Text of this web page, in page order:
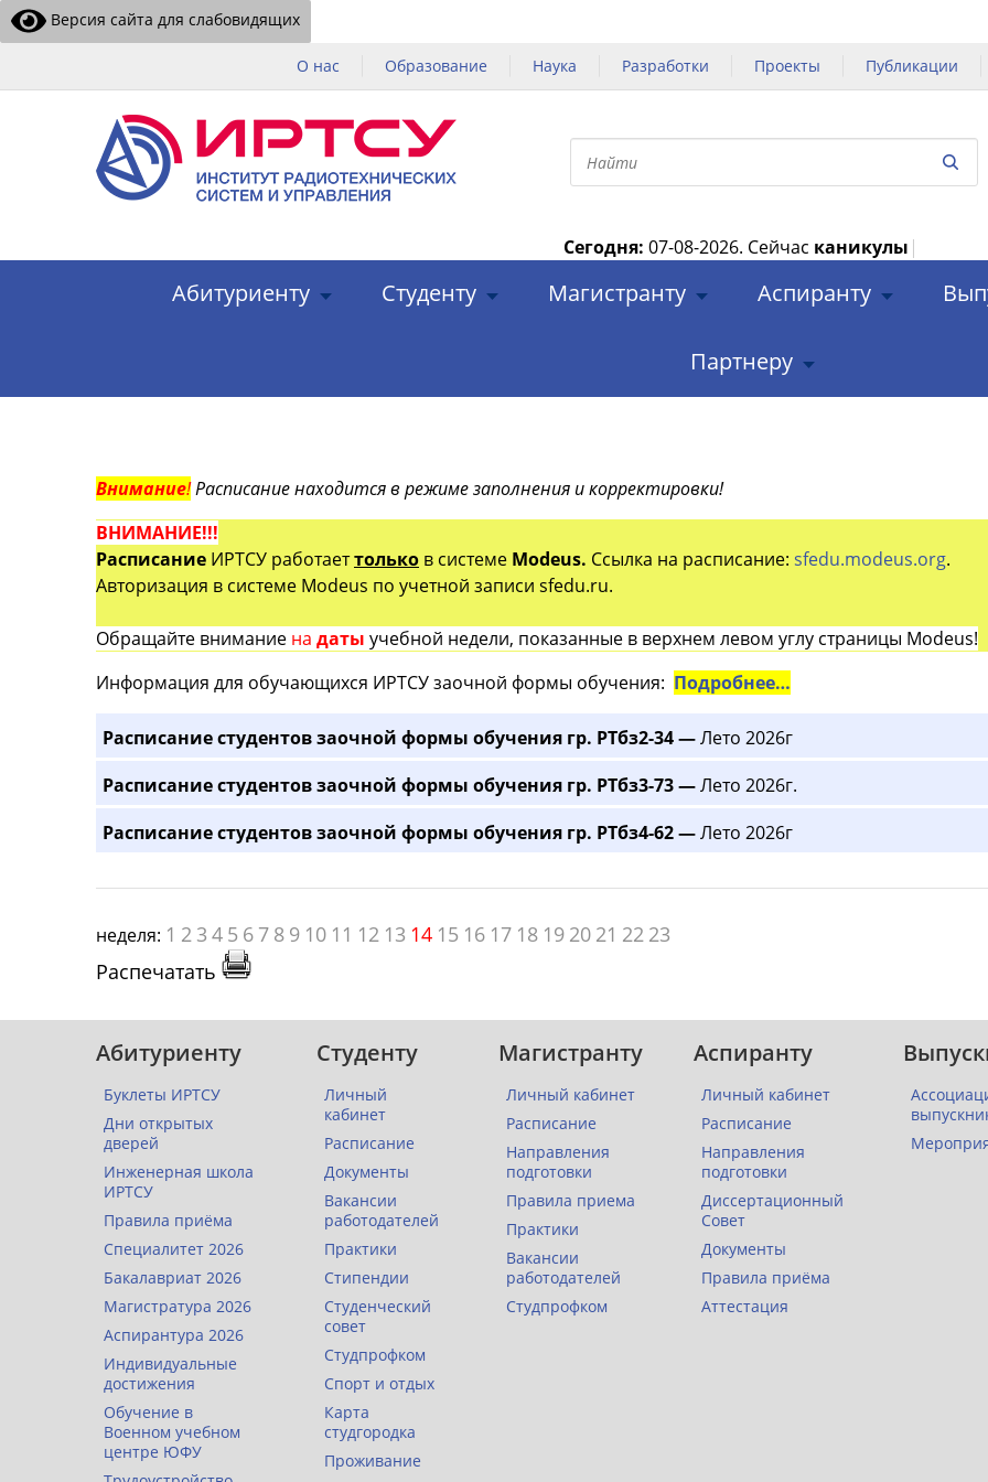
Версия сайта для слабовидящих
О нас Образование Наука Разработки Проекты Публикации
Сегодня: 07-08-2026. Сейчас каникулы |
Абитуриенту Студенту Магистранту Аспиранту
Партнеру
Внимание!Расписание находится в режиме заполнения и корректировки!
ВНИМАНИЕ!!!
Расписание ИРТСУ работаеттолько в системе Modeus. Ссылка на расписание: sfedu.modeus.org.
Авторизация в системе Modeus по учетной записи sfedu.ru.
Обращайте внимание на даты учебной недели, показанные в верхнем левом углу страницы Modeus!
Информация для обучающихся ИРТСУ заочной формы обучения: Подробнее…
Расписание студентов заочной формы обучения гр. РТбз2-34 —Лето 2026г
Расписание студентов заочной формы обучения гр. РТбз3-73 —Лето 2026г.
Расписание студентов заочной формы обучения гр. РТбз4-62 —Лето 2026г
неделя: 1 2 3 4 5 6 7 8 9 10 11 12 13 14 15 16 17 18 19 20 21 22 23
Распечатать
Абитуриенту
Буклеты ИРТСУ
Дни открытых
дверей
Инженерная школа
ИРТСУ
Правила приёма
Специалитет 2026
Бакалавриат 2026
Магистратура 2026
Аспирантура 2026
Индивидуальные
достижения
Обучение в
Военном учебном
центре ЮФУ
Студенту
Личный
кабинет
Расписание
Документы
Вакансии
работодателей
Практики
Стипендии
Студенческий
совет
Студпрофком
Спорт и отдых
Карта
студгородка
Проживание
Магистранту
Личный кабинет
Расписание
Направления
подготовки
Правила приема
Практики
Вакансии
работодателей
Студпрофком
Аспиранту
Личный кабинет
Расписание
Направления
подготовки
Диссертационный
Совет
Документы
Правила приёма
Аттестация